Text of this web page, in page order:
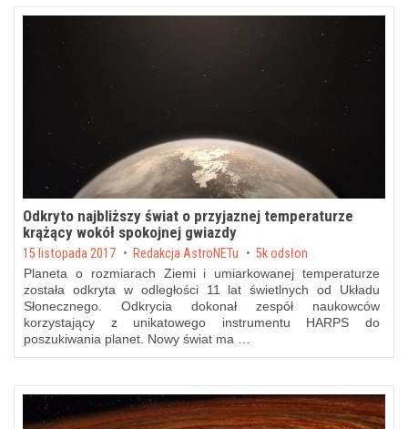
Odkryto najbliższy świat o przyjaznej temperaturze
krążący wokół spokojnej gwiazdy
Posted on
15 listopada 2017 by Redakcja AstroNETu 5k odsłon
Planeta o rozmiarach Ziemi i umiarkowanej temperaturze
została odkryta w odległości 11 lat świetlnych od Układu
Słonecznego. Odkrycia dokonał zespół naukowców
korzystający z unikatowego instrumentu HARPS do
poszukiwania planet. Nowy świat ma …